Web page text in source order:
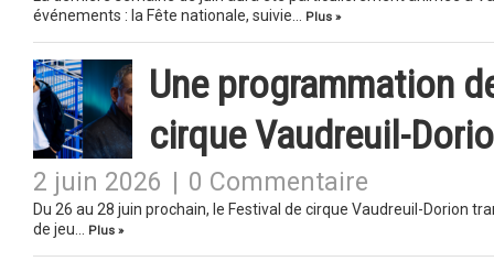
événements : la Fête nationale, suivie…
Plus »
Une programmation
cirque Vaudreuil-
2 juin 2026 0 Commentaire
Du 26 au 28 juin prochain, le Festival de cirque Vaudreuil-Dorion
de jeu…
Plus »